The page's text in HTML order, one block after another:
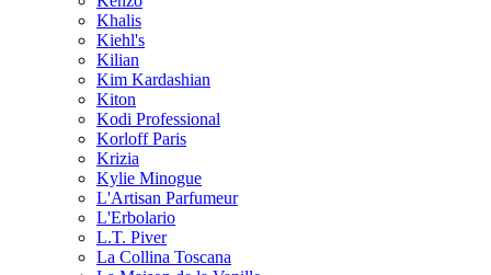
Khalis
Kiehl's
Kilian
Kim Kardashian
Kiton
Kodi Professional
Korloff Paris
Krizia
Kylie Minogue
L'Artisan Parfumeur
L'Erbolario
L.T. Piver
La Collina Toscana